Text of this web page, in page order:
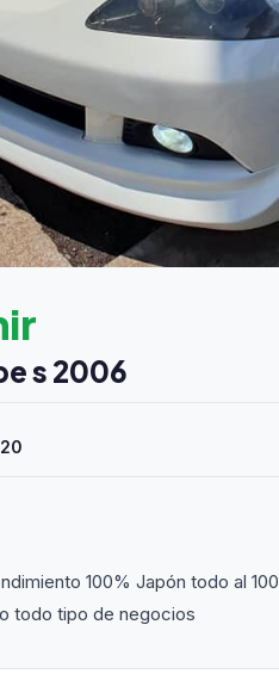
s 2006
100% Japón todo al 100
todo tipo de negocios